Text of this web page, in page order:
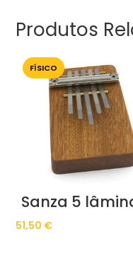
Produtos
FÍSICO
Sanza 5
51,50 €